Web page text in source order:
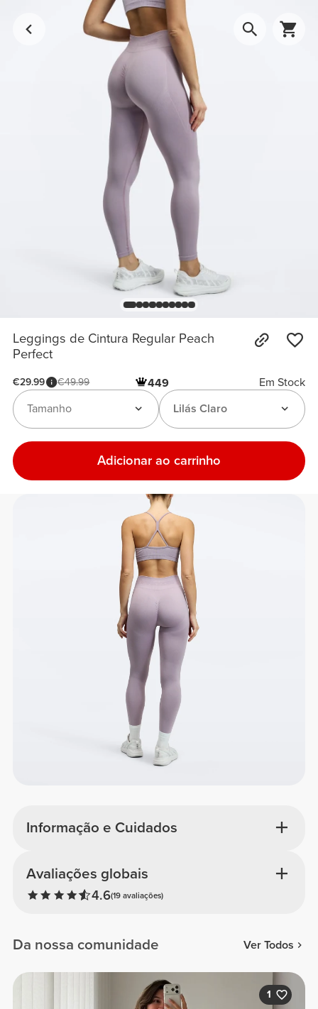
Leggings de Cintura Regular Peach
Perfect
€29.99 €49.99 449
Em Stock
Lilás Claro
Tamanho
Adicionar ao carrinho
Informação e Cuidados
Avaliações globais
4.6(19 avaliações)
Da nossa comunidade Ver Todos
1